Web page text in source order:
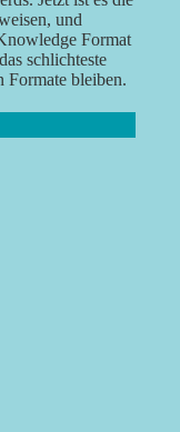
und
Format
schlichteste
Formate bleiben.